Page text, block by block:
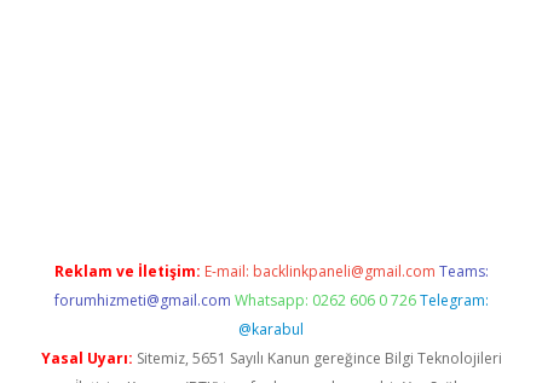
Reklam ve İletişim: E-mail: backlinkpaneli@gmail.com Teams:
forumhizmeti@gmail.com Whatsapp: 0262 606 0 726 Telegram:
@karabul
Yasal Uyarı: Sitemiz, 5651 Sayılı Kanun gereğince Bilgi Teknolojileri